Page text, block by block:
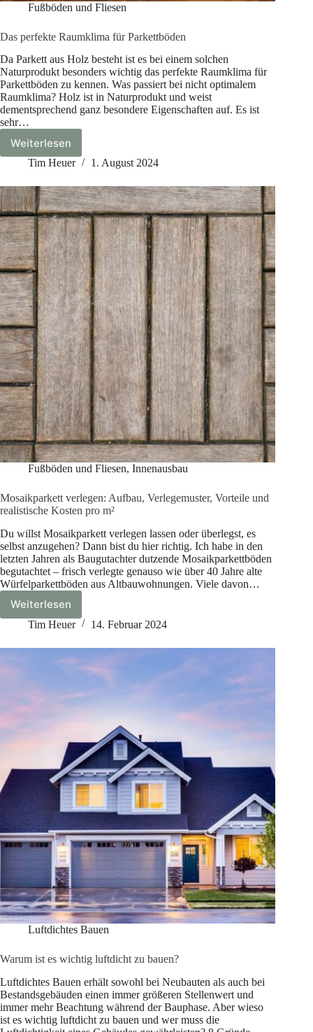
Fußböden und Fliesen
Das perfekte Raumklima für Parkettböden
Da Parkett aus Holz besteht ist es bei einem solchen
Naturprodukt besonders wichtig das perfekte Raumklima für
Parkettböden zu kennen. Was passiert bei nicht optimalem
Raumklima? Holz ist in Naturprodukt und weist
dementsprechend ganz besondere Eigenschaften auf. Es ist
sehr…
Weiterlesen
Das
perfekte
für
Parkettböden
Tim Heuer 1. August 2024
Fußböden und Fliesen, Innenausbau
Mosaikparkett verlegen: Aufbau, Verlegemuster, Vorteile und
realistische Kosten pro m²
Du willst Mosaikparkett verlegen lassen oder überlegst, es
selbst anzugehen? Dann bist du hier richtig. Ich habe in den
letzten Jahren als Baugutachter dutzende Mosaikparkettböden
begutachtet – frisch verlegte genauso wie über 40 Jahre alte
Würfelparkettböden aus Altbauwohnungen. Viele davon…
WeiterlesenMosaikparkett
verlegen:
Verlegemuster,
Vorteile
realistische
pro
Tim Heuer 14. Februar 2024
Luftdichtes Bauen
Warum ist es wichtig luftdicht zu bauen?
Luftdichtes Bauen erhält sowohl bei Neubauten als auch bei
Bestandsgebäuden einen immer größeren Stellenwert und
immer mehr Beachtung während der Bauphase. Aber wieso
ist es wichtig luftdicht zu bauen und wer muss die